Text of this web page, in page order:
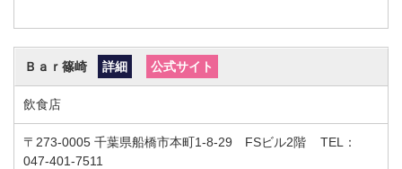
Ｂａｒ篠崎 詳細 公式サイト
飲食店
〒273-0005 千葉県船橋市本町1-8-29 FSビル2階 TEL：
047-401-7511